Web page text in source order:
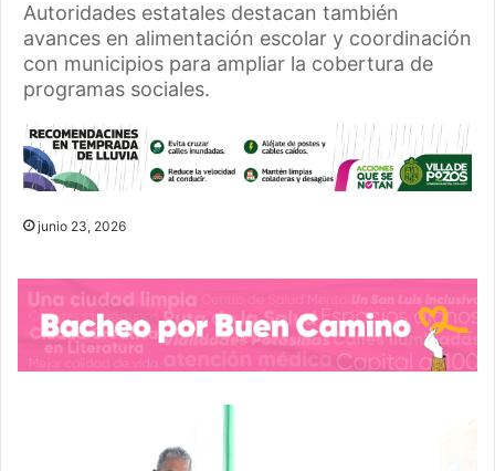
Autoridades estatales destacan también
avances en alimentación escolar y coordinación
con municipios para ampliar la cobertura de
programas sociales.
junio 23, 2026